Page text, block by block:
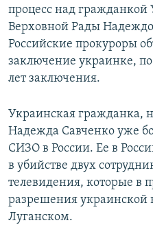
процесс над
Верховной Рады
Российские прокуроры
заключение украинке,
лет заключения.
Украинская гражданка,
Надежда Савченко уже
СИЗО в России. Ее в
в убийстве двух
телевидения, которые в
разрешения украинской
Луганском.